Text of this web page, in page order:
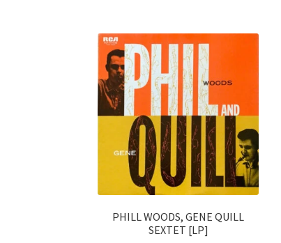
PHILL WOODS, GENE QUILL
SEXTET [LP]